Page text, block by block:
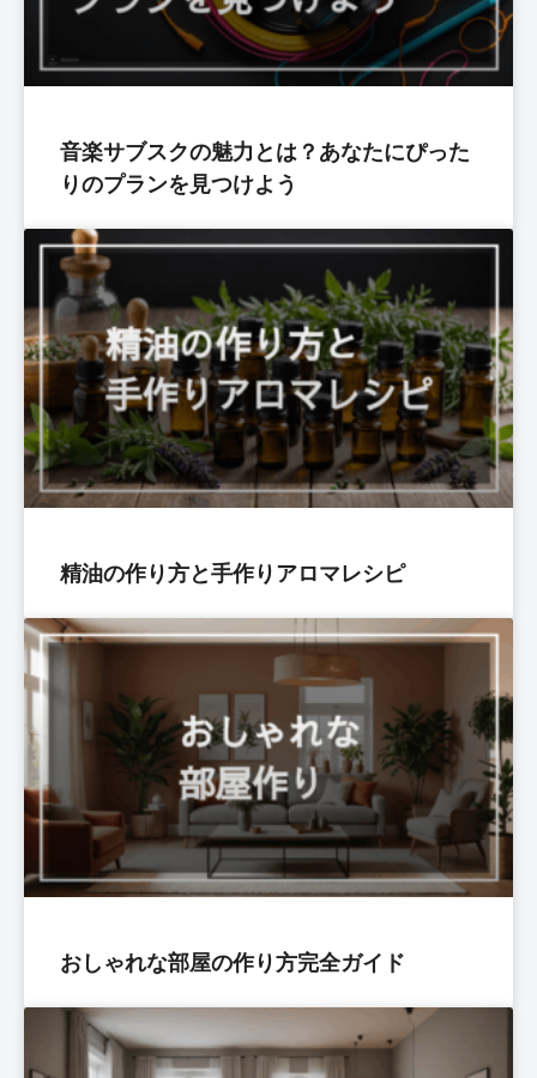
音楽サブスクの魅力とは？あなたにぴった
りのプランを見つけよう
精油の作り方と手作りアロマレシピ
おしゃれな部屋の作り方完全ガイド